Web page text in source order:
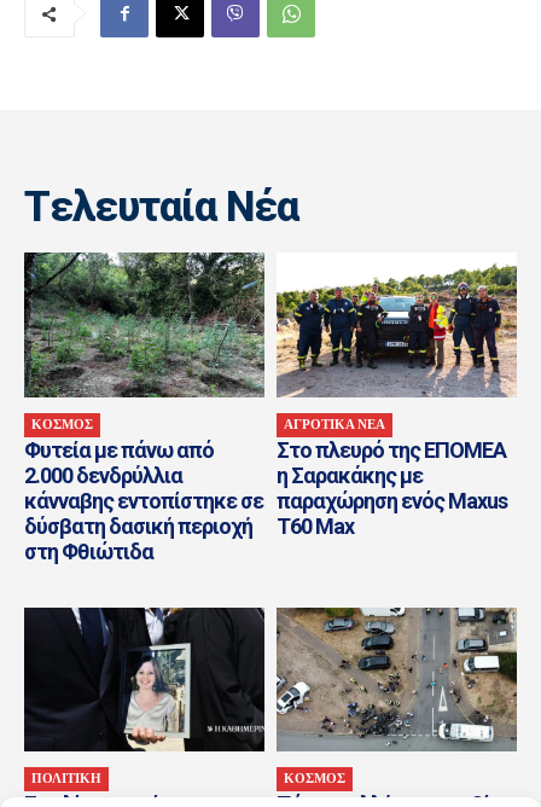
Tελευταία Nέα
ΚΟΣΜΟΣ
Φυτεία με πάνω από
2.000 δενδρύλλια
κάνναβης εντοπίστηκε σε
δύσβατη δασική περιοχή
στη Φθιώτιδα
ΑΓΡΟΤΙΚΑ ΝΕΑ
Στο πλευρό της ΕΠΟΜΕΑ
η Σαρακάκης με
παραχώρηση ενός Maxus
T60 Max
ΠΟΛΙΤΙΚΗ ΚΟΣΜΟΣ